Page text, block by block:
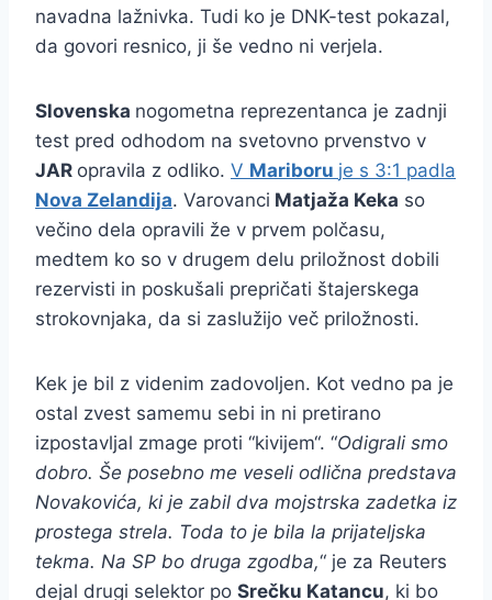
navadna lažnivka. Tudi ko je DNK-test pokazal,
da govori resnico, ji še vedno ni verjela.
Slovenska nogometna reprezentanca je zadnji
test pred odhodom na svetovno prvenstvo v
JAR opravila z odliko. V Mariboru je s 3:1 padla
Nova Zelandija. Varovanci Matjaža Keka so
večino dela opravili že v prvem polčasu,
medtem ko so v drugem delu priložnost dobili
rezervisti in poskušali prepričati štajerskega
strokovnjaka, da si zaslužijo več priložnosti.
Kek je bil z videnim zadovoljen. Kot vedno pa je
ostal zvest samemu sebi in ni pretirano
izpostavljal zmage proti “kivijem“. “Odigrali smo
dobro. Še posebno me veseli odlična predstava
Novakovića, ki je zabil dva mojstrska zadetka iz
prostega strela. Toda to je bila la prijateljska
tekma. Na SP bo druga zgodba,“ je za Reuters
dejal drugi selektor po Srečku Katancu, ki bo